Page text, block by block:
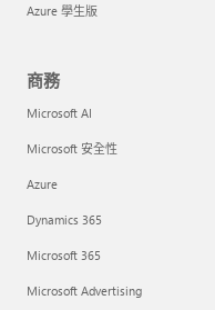
Azure 學生版
商務
Microsoft AI
Microsoft 安全性
Azure
Dynamics 365
Microsoft 365
Microsoft Advertising